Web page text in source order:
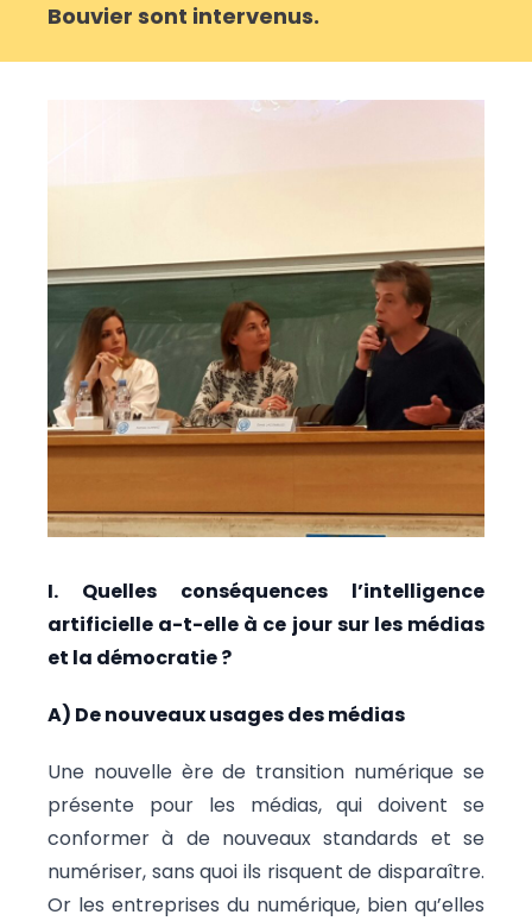
Bouvier sont intervenus.
I. Quelles conséquences l’intelligence
artificielle a-t-elle à ce jour sur les médias
et la démocratie ?
A) De nouveaux usages des médias
Une nouvelle ère de transition numérique se
présente pour les médias, qui doivent se
conformer à de nouveaux standards et se
numériser, sans quoi ils risquent de disparaître.
Or les entreprises du numérique, bien qu’elles